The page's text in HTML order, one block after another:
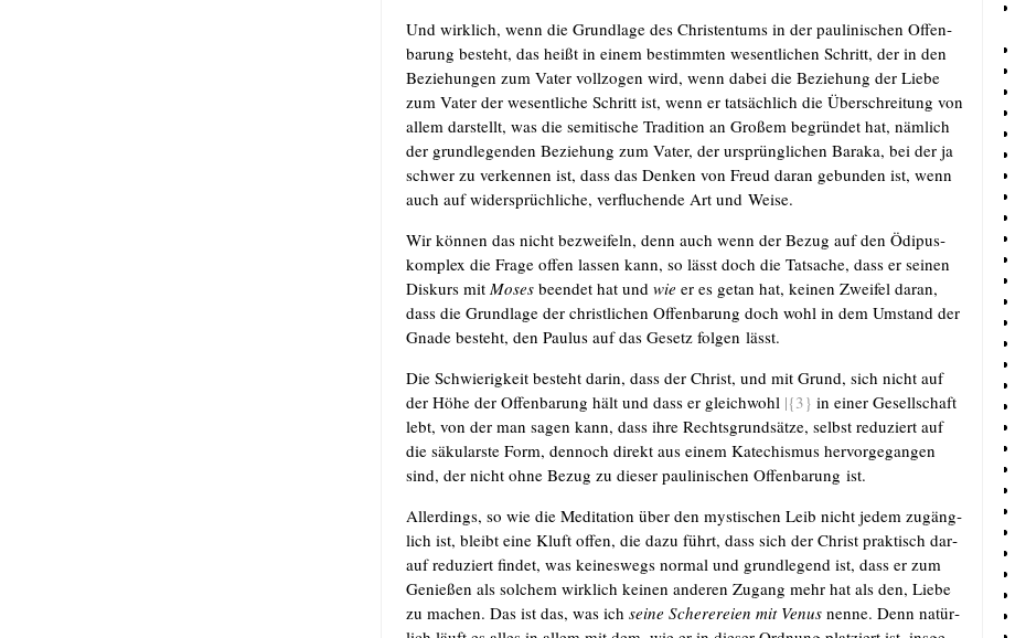
Und wirk­lich, wenn die Grund­la­ge des Chris­ten­tums in der pau­li­ni­schen Offen­
ba­rung besteht, das heißt in einem bestimm­ten wesent­li­chen Schritt, der in den
Bezie­hun­gen zum Vater voll­zo­gen wird, wenn dabei die Bezie­hung der Lie­be
zum Vater der wesent­li­che Schritt ist, wenn er tat­säch­lich die Über­schrei­tung von
allem dar­stellt, was die semi­ti­sche Tra­di­ti­on an Gro­ßem begrün­det hat, näm­lich
der grund­le­gen­den Bezie­hung zum Vater, der ursprüng­li­chen Bara­ka, bei der ja
schwer zu ver­ken­nen ist, dass das Den­ken von Freud dar­an gebun­den ist, wenn
auch auf wider­sprüch­li­che, ver­flu­chen­de Art und Weise.
Wir kön­nen das nicht bezwei­feln, denn auch wenn der Bezug auf den Ödi­pus­
kom­plex die Fra­ge offen las­sen kann, so lässt doch die Tat­sa­che, dass er sei­nen
Dis­kurs mit Moses been­det hat undwie er es getan hat, kei­nen Zwei­fel dar­an,
dass die Grund­la­ge der christ­li­chen Offen­ba­rung doch wohl in dem Umstand der
Gna­de besteht, den Pau­lus auf das Gesetz fol­gen lässt.
Die Schwie­rig­keit besteht dar­in, dass der Christ, und mit Grund, sich nicht auf
der Höhe der Offen­ba­rung hält und dass er gleich­wohl |{3} in einer Gesell­schaft
lebt, von der man sagen kann, dass ihre Rechts­grund­sät­ze, selbst redu­ziert auf
die säku­lars­te Form, den­noch direkt aus einem Kate­chis­mus her­vor­ge­gan­gen
sind, der nicht ohne Bezug zu die­ser pau­li­ni­schen Offen­ba­rung ist.
Aller­dings, so wie die Medi­ta­ti­on über den mys­ti­schen Leib nicht jedem zugäng­
lich ist, bleibt eine Kluft offen, die dazu führt, dass sich der Christ prak­tisch dar­
auf redu­ziert fin­det, was kei­nes­wegs nor­mal und grund­le­gend ist, dass er zum
Genie­ßen als sol­chem wirk­lich kei­nen ande­ren Zugang mehr hat als den, Lie­be
zu machen. Das ist das, was ichsei­ne Sche­re­rei­en mit Venus nen­ne. Denn natür­